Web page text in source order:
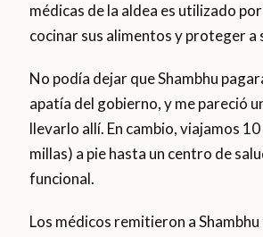
médicas de la aldea es utilizado
cocinar sus alimentos y proteger a
No podía dejar que Shambhu
apatía del gobierno, y me pareció
llevarlo allí. En cambio, viajamos
millas) a pie hasta un centro de
funcional.
Los médicos remitieron a